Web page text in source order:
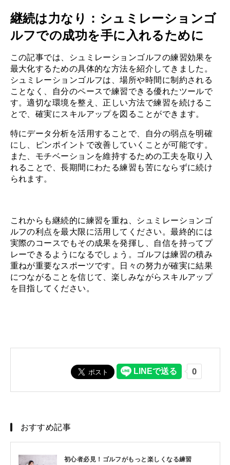
継続は力なり：シュミレーションゴ
ルフでの成功を手に入れるために
この記事では、シュミレーションゴルフの練習効果を
最大化するための具体的な方法を紹介してきました。
シュミレーションゴルフは、場所や時間に制約される
ことなく、自分のペースで練習できる優れたツールで
す。適切な環境を整え、正しい方法で練習を続けるこ
とで、確実にスキルアップを図ることができます。
特にデータ分析を活用することで、自分の弱点を明確
にし、ピンポイントで改善していくことが可能です。
また、モチベーションを維持するための工夫を取り入
れることで、長期間にわたる練習も苦にならずに続け
られます。
これからも継続的に練習を重ね、シュミレーションゴ
ルフの利点を最大限に活用してください。最終的には
実際のコースでもその成果を発揮し、自信を持ってプ
レーできるようになるでしょう。ゴルフは練習の積み
重ねが重要なスポーツです。日々の努力が確実に結果
につながることを信じて、楽しみながらスキルアップ
を目指してください。
おすすめ記事
初心者必見！ゴルフがもっと楽しくなる練習